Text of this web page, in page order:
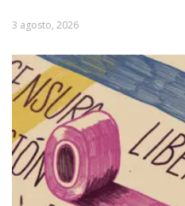
3 agosto, 2026